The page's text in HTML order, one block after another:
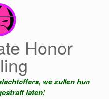
Honor
we zullen hun
laten!